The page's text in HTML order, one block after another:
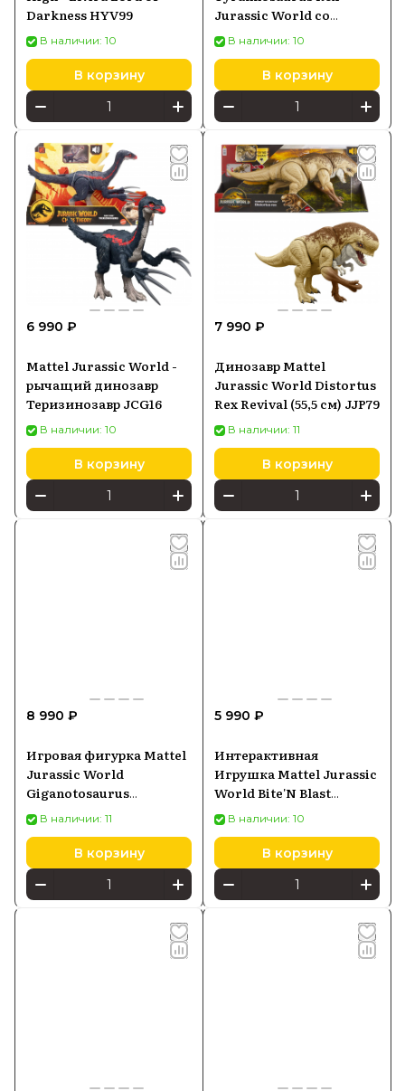
Darkness HYV99
В наличии: 10
В корзину
Jurassic World со
звуком Тиранозавр Рекс
53 см Mattel HDY55
В наличии: 10
В корзину
6 990 ₽
Mattel Jurassic World -
рычащий динозавр
Теризинозавр JCG16
В наличии: 10
В корзину
7 990 ₽
Динозавр Mattel
Jurassic World Distortus
Rex Revival (55,5 см) JJP79
В наличии: 11
В корзину
8 990 ₽
Игровая фигурка Mattel
Jurassic World
Giganotosaurus
GYC94/GYW86
В наличии: 11
В корзину
5 990 ₽
Интерактивная
Игрушка Mattel Jurassic
World Bite'N Blast
Mosasaurus JJP80 JCH00
В наличии: 10
В корзину